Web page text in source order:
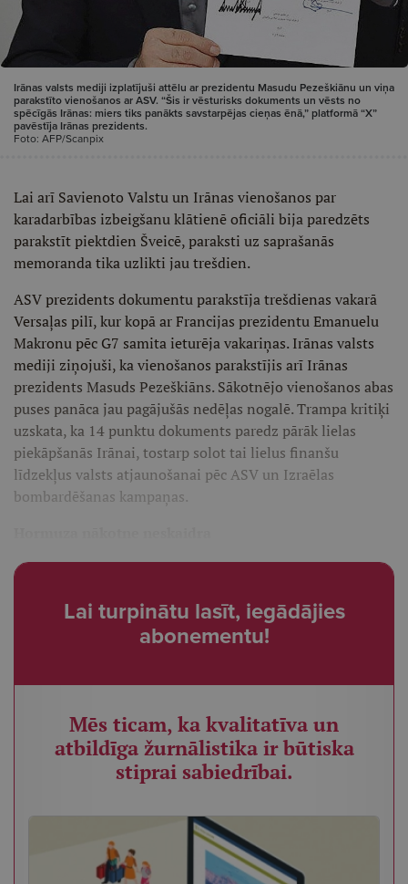
Irānas valsts mediji izplatījuši attēlu ar prezidentu Masudu Pezeškiānu un viņa
parakstīto vienošanos ar ASV. “Šis ir vēsturisks dokuments un vēsts no
spēcīgās Irānas: miers tiks panākts savstarpējas cieņas ēnā,” platformā “X”
pavēstīja Irānas prezidents.
Foto: AFP/Scanpix
Lai arī Savienoto Valstu un Irānas vienošanos par
karadarbības izbeigšanu klātienē oficiāli bija paredzēts
parakstīt piektdien Šveicē, paraksti uz saprašanās
memoranda tika uzlikti jau trešdien.
ASV prezidents dokumentu parakstīja trešdienas vakarā
Versaļas pilī, kur kopā ar Francijas prezidentu Emanuelu
Makronu pēc G7 samita ieturēja vakariņas. Irānas valsts
mediji ziņojuši, ka vienošanos parakstījis arī Irānas
prezidents Masuds Pezeškiāns. Sākotnējo vienošanos abas
puses panāca jau pagājušās nedēļas nogalē. Trampa kritiķi
uzskata, ka 14 punktu dokuments paredz pārāk lielas
piekāpšanās Irānai, tostarp solot tai lielus finanšu
līdzekļus valsts atjaunošanai pēc ASV un Izraēlas
bombardēšanas kampaņas.
Lai turpinātu lasīt, iegādājies
abonementu!
Mēs ticam, ka kvalitatīva un
atbildīga žurnālistika ir būtiska
stiprai sabiedrībai.